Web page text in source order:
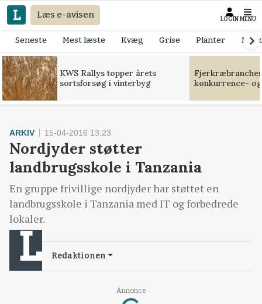
Læs e-avisen LOGIN MENU
Seneste Mest læste Kvæg Grise Planter
KWS Rallys topper årets
sortsforsøg i vinterbyg
konkurrence-
Annonce
Loading...
ARKIV 15-04-2016 13:23
Nordjyder støtter
landbrugsskole i Tanzania
En gruppe frivillige nordjyder har støttet en
landbrugsskole i Tanzania med IT og forbedrede
lokaler.
Redaktionen